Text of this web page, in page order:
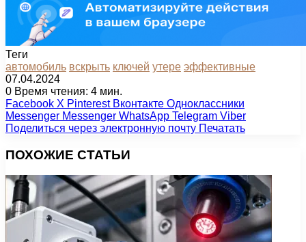
Теги
автомобиль вскрыть ключей утере эффективные
07.04.2024
0 Время чтения: 4 мин.
Facebook X Pinterest Вконтакте Одноклассники
Messenger Messenger WhatsApp Telegram Viber
Поделиться через электронную почту Печатать
ПОХОЖИЕ СТАТЬИ